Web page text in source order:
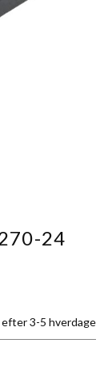
image
24
efter 3-5 hverdage